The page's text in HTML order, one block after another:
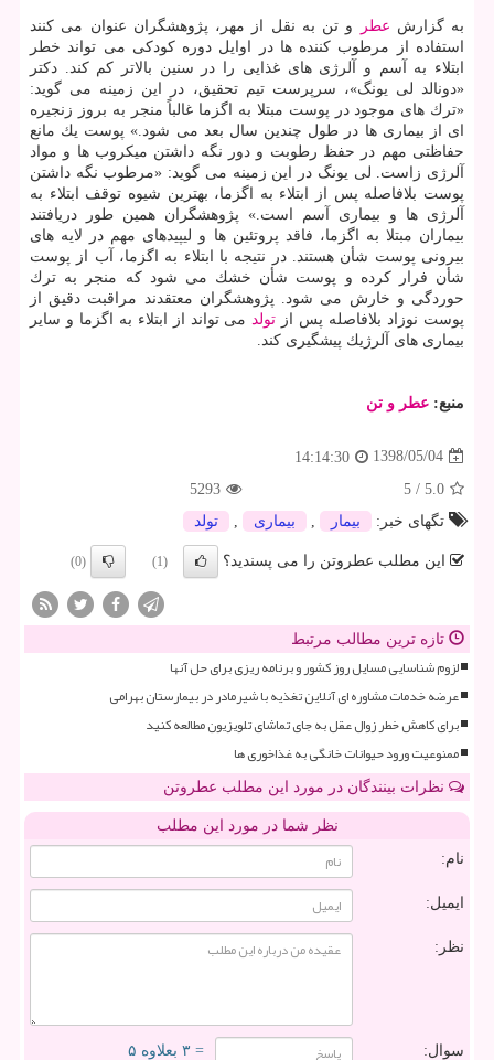
به گزارش عطر
و تن به نقل از مهر، پژوهشگران عنوان می كنند
استفاده از مرطوب كننده ها در اوایل دوره كودكی می تواند خطر
ابتلاء به آسم و آلرژی های غذایی را در سنین بالاتر كم كند. دكتر
«دونالد لی یونگ»، سرپرست تیم تحقیق، در این زمینه می گوید:
«ترك های موجود در پوست مبتلا به اگزما غالباً منجر به بروز زنجیره
ای از بیماری ها در طول چندین سال بعد می شود.» پوست یك مانع
حفاظتی مهم در حفظ رطوبت و دور نگه داشتن میكروب ها و مواد
آلرژی زاست. لی یونگ در این زمینه می گوید: «مرطوب نگه داشتن
پوست بلافاصله پس از ابتلاء به اگزما، بهترین شیوه توقف ابتلاء به
آلرژی ها و بیماری آسم است.» پژوهشگران همین طور دریافتند
بیماران مبتلا به اگزما، فاقد پروتئین ها و لیپیدهای مهم در لایه های
بیرونی پوست شأن هستند. در نتیجه با ابتلاء به اگزما، آب از پوست
شأن فرار كرده و پوست شأن خشك می شود كه منجر به ترك
حوردگی و خارش می شود. پژوهشگران معتقدند مراقبت دقیق از
پوست نوزاد بلافاصله پس از تولد می تواند از ابتلاء به اگزما و سایر
بیماری های آلرژیك پیشگیری كند.
منبع: عطر و تن
1398/05/04
14:14:30
5.0
/
5
5293
تگهای خبر:
بیمار بیماری تولد
این مطلب عطروتن را می پسندید؟ (1)
(0)
تازه ترین مطالب مرتبط
لزوم شناسایی مسایل روز کشور و برنامه ریزی برای حل آنها
عرضه خدمات مشاوره ای آنلاین تغذیه با شیرمادر در بیمارستان بهرامی
برای کاهش خطر زوال عقل به جای تماشای تلویزیون مطالعه کنید
ممنوعیت ورود حیوانات خانگی به غذاخوری ها
نظرات بینندگان در مورد این مطلب عطروتن
نظر شما در مورد این مطلب
نام:
ایمیل:
نظر:
سوال: = ۳ بعلاوه ۵